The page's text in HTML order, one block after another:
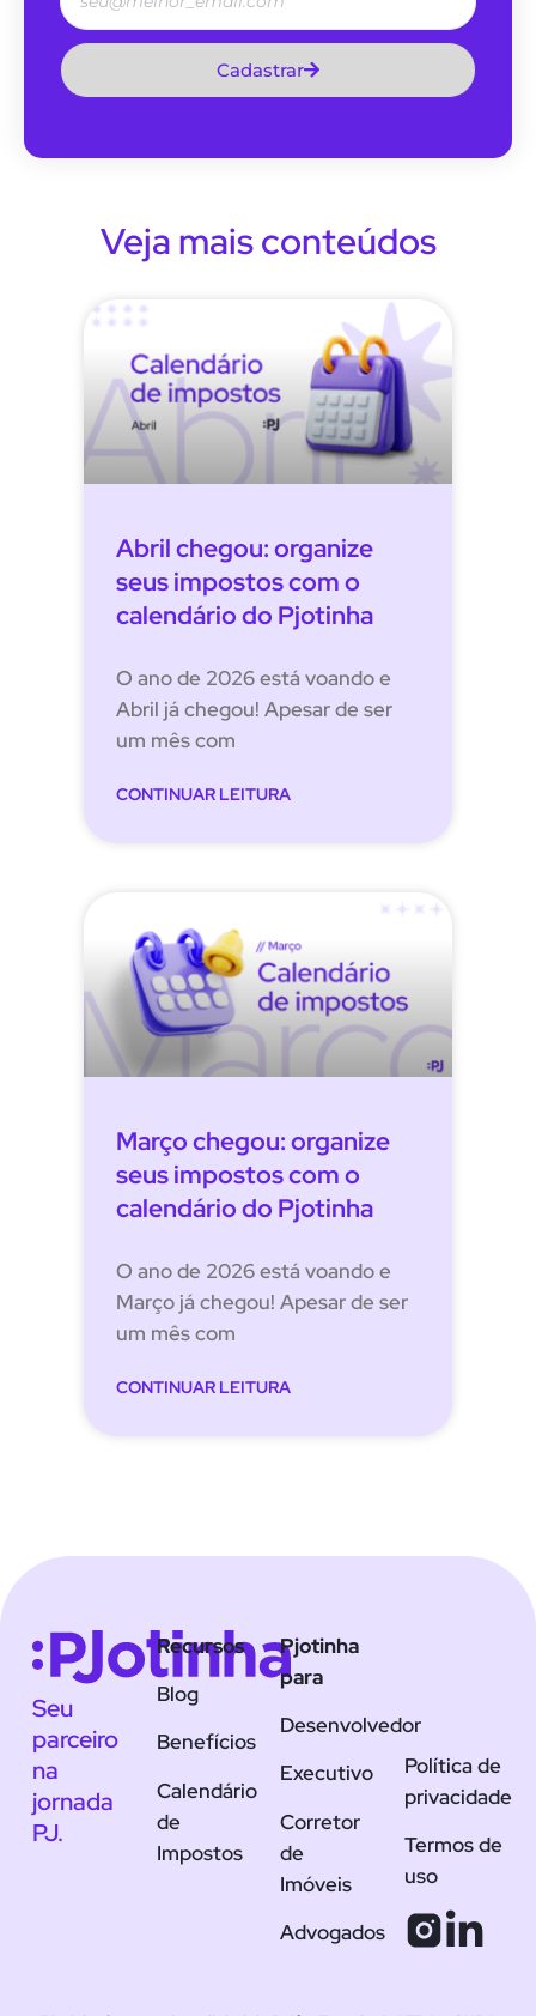
Cadastrar
Veja mais conteúdos
Abril chegou: organize
seus impostos com o
calendário do Pjotinha
O ano de 2026 está voando e
Abril já chegou! Apesar de ser
um mês com
CONTINUAR LEITURA
Março chegou: organize
seus impostos com o
calendário do Pjotinha
O ano de 2026 está voando e
Março já chegou! Apesar de ser
um mês com
CONTINUAR LEITURA
Seu
parceiro
na
jornada
PJ.
Recursos
Blog
Benefícios
Calendário
de
Impostos
Pjotinha
para
Desenvolvedor
Executivo
Corretor
de
Imóveis
Advogados
Política de
privacidade
Termos de
uso